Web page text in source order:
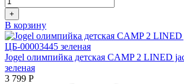
+
В корзину
Jogel олимпийка детская CAMP 2 LINED
зеленая
3 799 Р